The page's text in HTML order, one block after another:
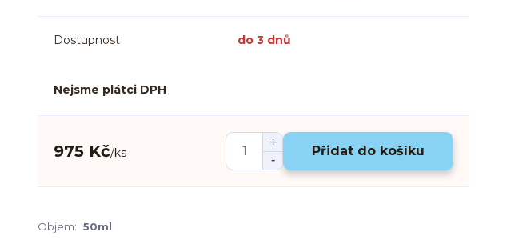
Dostupnost do 3 dnů
Nejsme plátci DPH
975 Kč/ks Přidat do košíku
Objem: 50ml